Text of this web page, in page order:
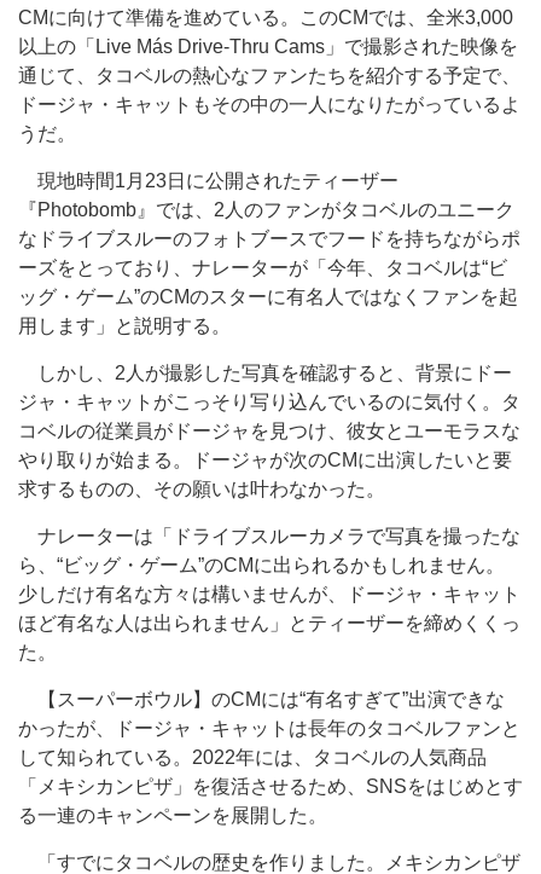
CMに向けて準備を進めている。このCMでは、全米3,000
以上の「Live Más Drive-Thru Cams」で撮影された映像を
通じて、タコベルの熱心なファンたちを紹介する予定で、
ドージャ・キャットもその中の一人になりたがっているよ
うだ。
現地時間1月23日に公開されたティーザー
『Photobomb』では、2人のファンがタコベルのユニーク
なドライブスルーのフォトブースでフードを持ちながらポ
ーズをとっており、ナレーターが「今年、タコベルは“ビ
ッグ・ゲーム”のCMのスターに有名人ではなくファンを起
用します」と説明する。
しかし、2人が撮影した写真を確認すると、背景にドー
ジャ・キャットがこっそり写り込んでいるのに気付く。タ
コベルの従業員がドージャを見つけ、彼女とユーモラスな
やり取りが始まる。ドージャが次のCMに出演したいと要
求するものの、その願いは叶わなかった。
ナレーターは「ドライブスルーカメラで写真を撮ったな
ら、“ビッグ・ゲーム”のCMに出られるかもしれません。
少しだけ有名な方々は構いませんが、ドージャ・キャット
ほど有名な人は出られません」とティーザーを締めくくっ
た。
【スーパーボウル】のCMには“有名すぎて”出演できな
かったが、ドージャ・キャットは長年のタコベルファンと
して知られている。2022年には、タコベルの人気商品
「メキシカンピザ」を復活させるため、SNSをはじめとす
る一連のキャンペーンを展開した。
「すでにタコベルの歴史を作りました。メキシカンピザ